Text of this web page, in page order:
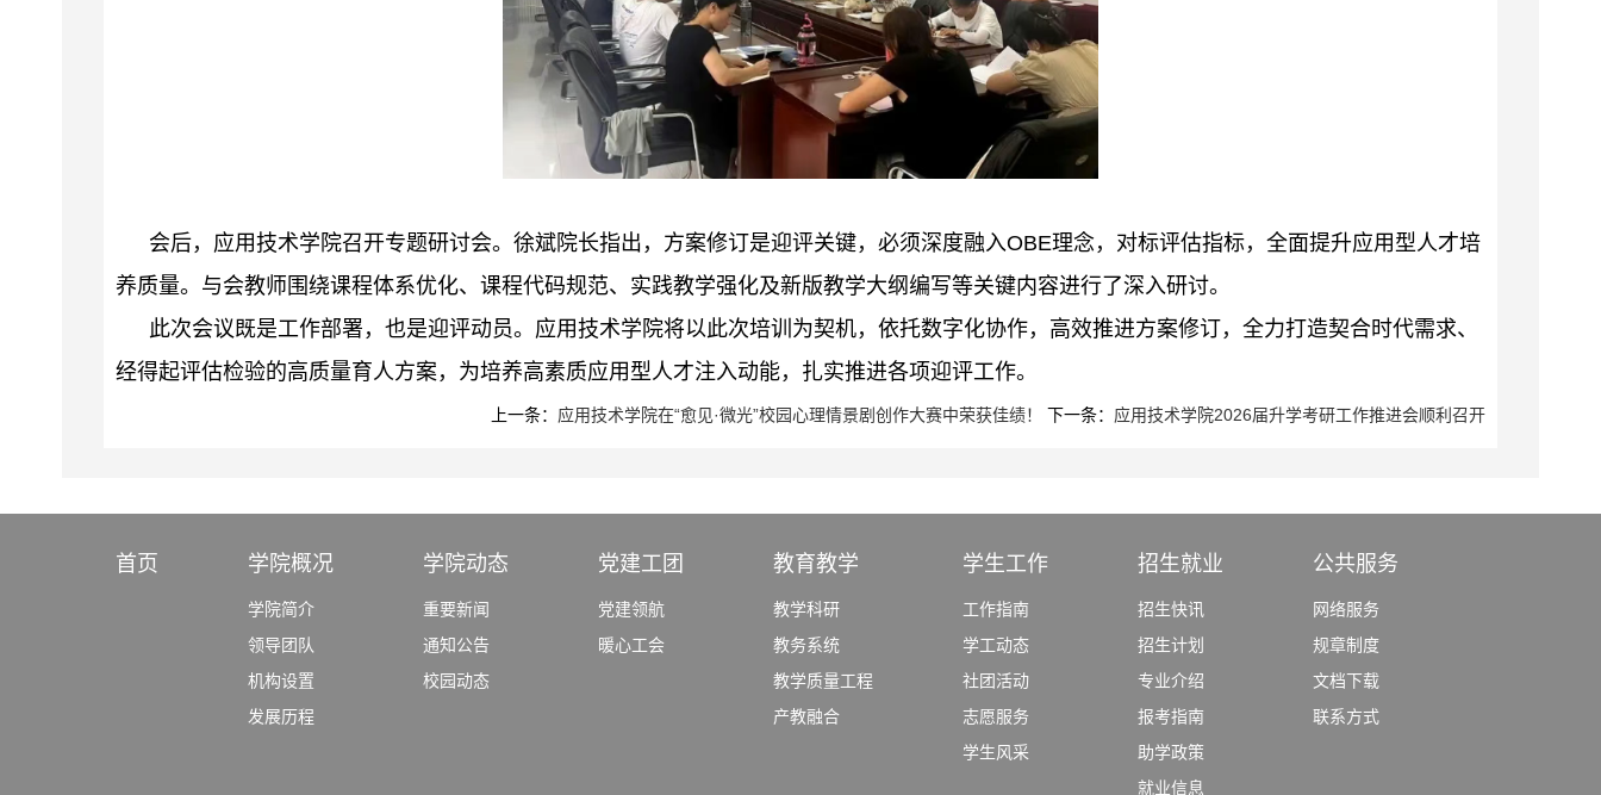
会后，应用技术学院召开专题研讨会。徐斌院长指出，方案修订是迎评关键，必须深度融入OBE理念，对标评估指标，全面提升应用型人才培
养质量。与会教师围绕课程体系优化、课程代码规范、实践教学强化及新版教学大纲编写等关键内容进行了深入研讨。
此次会议既是工作部署，也是迎评动员。应用技术学院将以此次培训为契机，依托数字化协作，高效推进方案修订，全力打造契合时代需求、
经得起评估检验的高质量育人方案，为培养高素质应用型人才注入动能，扎实推进各项迎评工作。
上一条： 应用技术学院在“愈见·微光”校园心理情景剧创作大赛中荣获佳绩！ 下一条： 应用技术学院2026届升学考研工作推进会顺利召开
首页 学院概况
学院简介
领导团队
机构设置
发展历程
学院动态
重要新闻
通知公告
校园动态
党建工团
党建领航
暖心工会
教育教学
教学科研
教务系统
教学质量工程
产教融合
学生工作
工作指南
学工动态
社团活动
志愿服务
学生风采
招生就业
招生快讯
招生计划
专业介绍
报考指南
助学政策
就业信息
公共服务
网络服务
规章制度
文档下载
联系方式